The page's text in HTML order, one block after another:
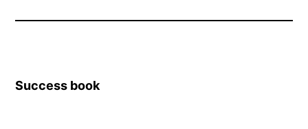
Success book